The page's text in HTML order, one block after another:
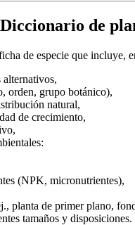
de
de especie que incluye,
orden, grupo botánico),
natural,
de crecimiento,
(NPK, micronutrientes),
planta de primer plano,
tamaños y disposiciones.